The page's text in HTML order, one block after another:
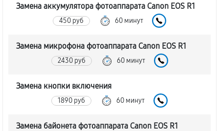
Замена аккумулятора фотоаппарата Canon EOS R1
450 руб 60 минут
Замена микрофона фотоаппарата Canon EOS R1
2430 руб 60 минут
Замена кнопки включения
1890 руб 60 минут
Замена байонета фотоаппарата Canon EOS R1